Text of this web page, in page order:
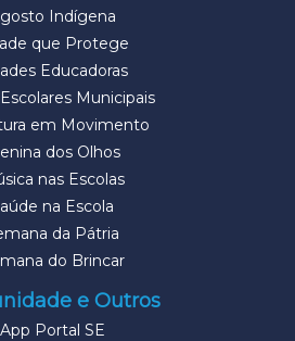
Indígena
que Protege
Educadoras
Municipais
em Movimento
dos Olhos
nas Escolas
na Escola
da Pátria
do Brincar
e Outros
App Portal SE